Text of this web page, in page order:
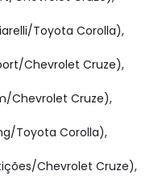
Toyota Corolla),
Chevrolet Cruze),
Chevrolet Cruze),
Toyota Corolla),
Chevrolet Cruze),